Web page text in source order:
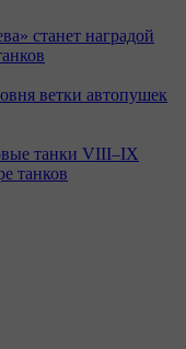
станет наградой
ветки автопушек
танки VIII–IX
танков